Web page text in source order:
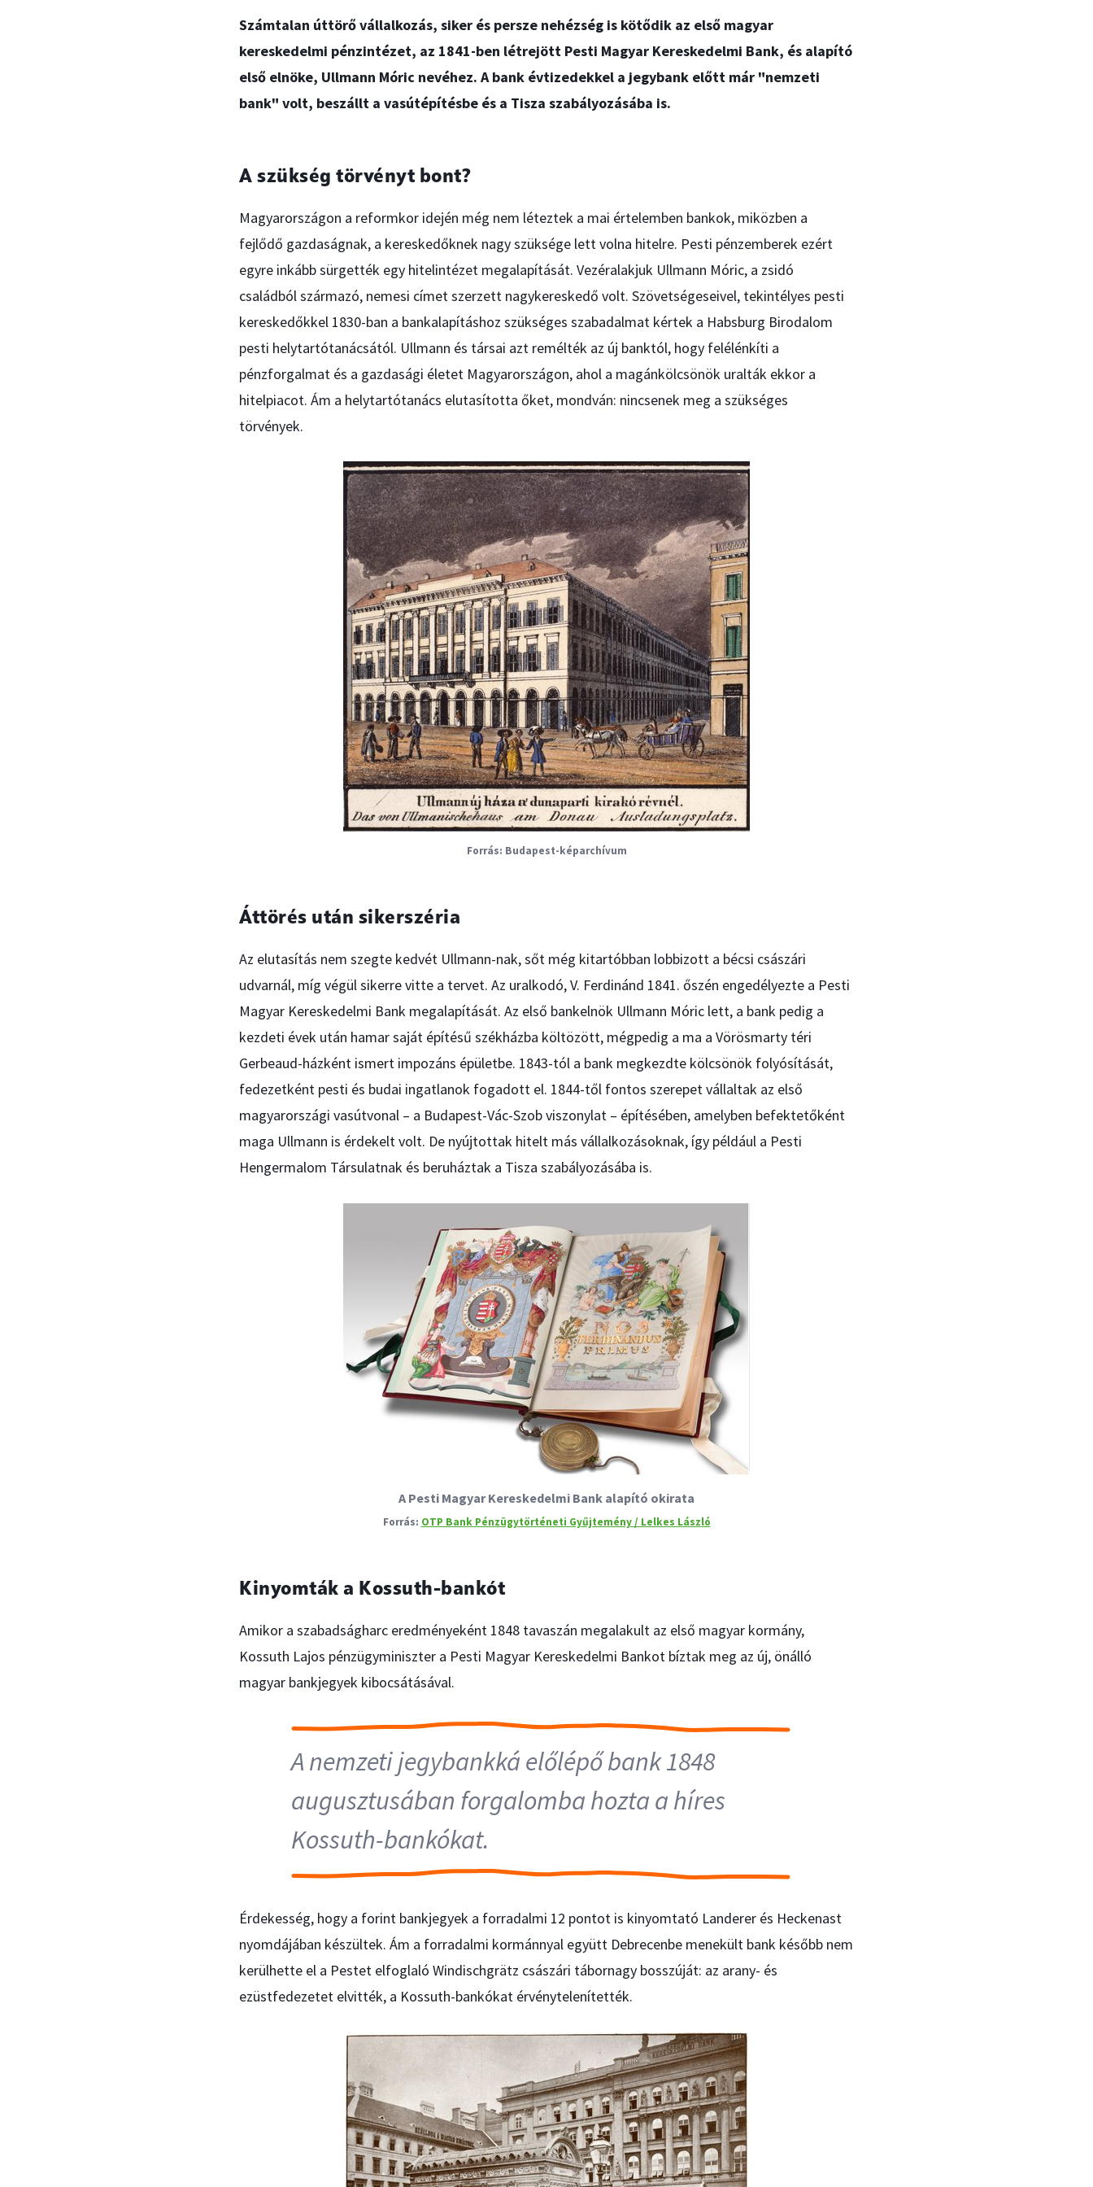
Számtalan úttörő vállalkozás, siker és persze nehézség is kötődik az első magyar
kereskedelmi pénzintézet, az 1841-ben létrejött Pesti Magyar Kereskedelmi Bank, és alapító
első elnöke, Ullmann Móric nevéhez. A bank évtizedekkel a jegybank előtt már "nemzeti
bank" volt, beszállt a vasútépítésbe és a Tisza szabályozásába is.
A szükség törvényt bont?
Magyarországon a reformkor idején még nem léteztek a mai értelemben bankok, miközben a
fejlődő gazdaságnak, a kereskedőknek nagy szüksége lett volna hitelre. Pesti pénzemberek ezért
egyre inkább sürgették egy hitelintézet megalapítását. Vezéralakjuk Ullmann Móric, a zsidó
családból származó, nemesi címet szerzett nagykereskedő volt. Szövetségeseivel, tekintélyes pesti
kereskedőkkel 1830-ban a bankalapításhoz szükséges szabadalmat kértek a Habsburg Birodalom
pesti helytartótanácsától. Ullmann és társai azt remélték az új banktól, hogy felélénkíti a
pénzforgalmat és a gazdasági életet Magyarországon, ahol a magánkölcsönök uralták ekkor a
hitelpiacot. Ám a helytartótanács elutasította őket, mondván: nincsenek meg a szükséges
törvények.
Budapest-képarchívum
Áttörés után sikerszéria
Az elutasítás nem szegte kedvét Ullmann-nak, sőt még kitartóbban lobbizott a bécsi császári
udvarnál, míg végül sikerre vitte a tervet. Az uralkodó, V. Ferdinánd 1841. őszén engedélyezte a Pesti
Magyar Kereskedelmi Bank megalapítását. Az első bankelnök Ullmann Móric lett, a bank pedig a
kezdeti évek után hamar saját építésű székházba költözött, mégpedig a ma a Vörösmarty téri
Gerbeaud-házként ismert impozáns épületbe. 1843-tól a bank megkezdte kölcsönök folyósítását,
fedezetként pesti és budai ingatlanok fogadott el. 1844-től fontos szerepet vállaltak az első
magyarországi vasútvonal – a Budapest-Vác-Szob viszonylat – építésében, amelyben befektetőként
maga Ullmann is érdekelt volt. De nyújtottak hitelt más vállalkozásoknak, így például a Pesti
Hengermalom Társulatnak és beruháztak a Tisza szabályozásába is.
A Pesti Magyar Kereskedelmi Bank alapító okirata
OTP Bank Pénzügytörténeti Gyűjtemény / Lelkes László
Kinyomták a Kossuth-bankót
Amikor a szabadságharc eredményeként 1848 tavaszán megalakult az első magyar kormány,
Kossuth Lajos pénzügyminiszter a Pesti Magyar Kereskedelmi Bankot bíztak meg az új, önálló
magyar bankjegyek kibocsátásával.
A nemzeti jegybankká előlépő bank 1848
augusztusában forgalomba hozta a híres
Kossuth-bankókat.
Érdekesség, hogy a forint bankjegyek a forradalmi 12 pontot is kinyomtató Landerer és Heckenast
nyomdájában készültek. Ám a forradalmi kormánnyal együtt Debrecenbe menekült bank később nem
kerülhette el a Pestet elfoglaló Windischgrätz császári tábornagy bosszúját: az arany- és
ezüstfedezetet elvitték, a Kossuth-bankókat érvénytelenítették.